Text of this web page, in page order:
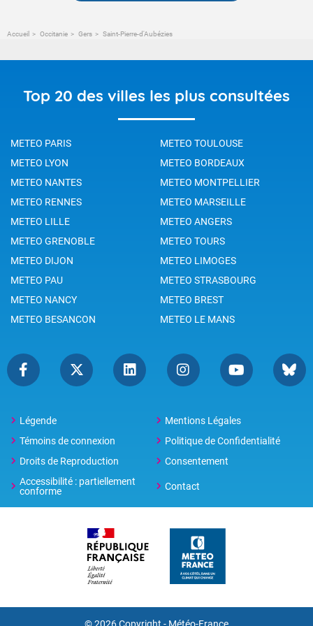
Accueil Occitanie Gers Saint-Pierre-d'Aubézies
Top 20 des villes les plus consultées
METEO PARIS
METEO TOULOUSE
METEO LYON
METEO BORDEAUX
METEO NANTES
METEO MONTPELLIER
METEO RENNES
METEO MARSEILLE
METEO LILLE
METEO ANGERS
METEO GRENOBLE
METEO TOURS
METEO DIJON
METEO LIMOGES
METEO PAU
METEO STRASBOURG
METEO NANCY
METEO BREST
METEO BESANCON
METEO LE MANS
Légende
Mentions Légales
Témoins de connexion
Politique de Confidentialité
Droits de Reproduction
Consentement
Accessibilité : partiellement
conforme
Contact